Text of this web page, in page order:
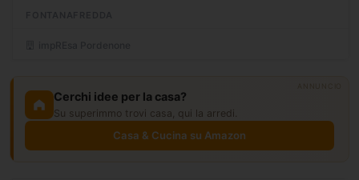
Cerchi idee per la casa?
Su superimmo trovi casa, qui la arredi.
Casa & Cucina su Amazon